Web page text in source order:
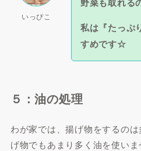
いっぴこ
私は『たっぷ
すめです☆
５：油の処理
わが家では、揚げ物をするの
げ物でもあまり多く油を使い